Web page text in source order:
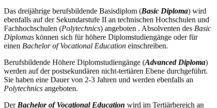
Das dreijährige berufsbildende Basisdiplom (Basic Diploma) wird
ebenfalls auf der Sekundarstufe II an technischen Hochschulen und
Fachhochschulen (Polytechnics) angeboten . Absolventen des Basic
Diplomas können sich für höhere Diplomstudiengänge oder für
einen Bachelor of Vocational Education einschreiben.
Berufsbildende Höhere Diplomstudiengänge (Advanced Diploma)
werden auf der postsekundären nicht-tertiären Ebene durchgeführt.
Sie haben eine Dauer von 2-3 Jahren und werden ebenfalls an
Polytechnics angeboten.
Der Bachelor of Vocational Education wird im Tertiärbereich an